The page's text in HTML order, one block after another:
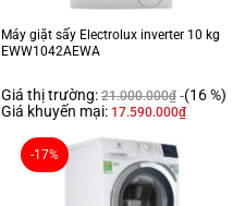
Máy giặt sấy Electrolux inverter 10 kg
EWW1042AEWA
Giá thị trường: 21.000.000₫ (16 %)
Giá khuyến mại: 17.590.000₫
-17%